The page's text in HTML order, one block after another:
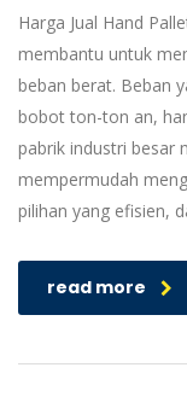
Harga Jual Hand
membantu untuk
beban berat. Beban
bobot ton-ton an,
pabrik industri besar
mempermudah
pilihan yang efisien,
read more